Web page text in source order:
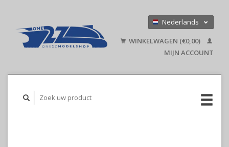
Nederlands
English
WINKELWAGEN (€0,00)
MIJN ACCOUNT